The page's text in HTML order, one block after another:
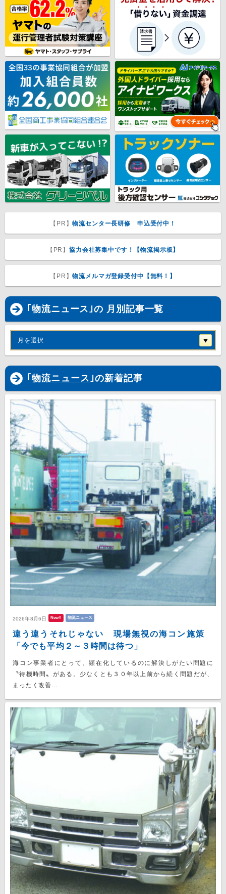
【PR】物流センター長研修 申込受付中！
【PR】協力会社募集中です！【物流掲示板】
【PR】物流メルマガ登録受付中【無料！】
｢物流ニュース｣の 月別記事一覧
月を選択
｢ 物流ニュース｣の新着記事
2026年8月6日 New!! 物流ニュース
違う違うそれじゃない 現場無視の海コン施策
「今でも平均２～３時間は待つ」
海コン事業者にとって、顕在化しているのに解決しがたい問題に
〝待機時間〟がある。少なくとも３０年以上前から続く問題だが、
まったく改善...